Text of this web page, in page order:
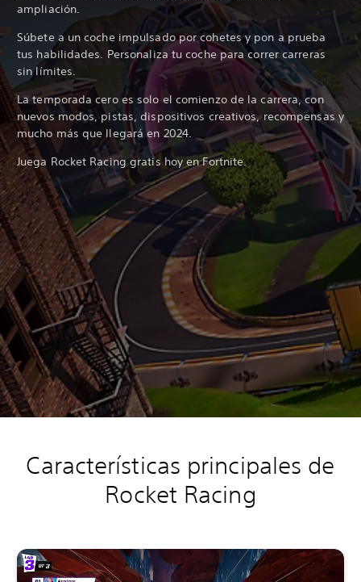
ampliación.
Súbete a un coche impulsado por cohetes y pon a prueba
tus habilidades. Personaliza tu coche para correr carreras
sin límites.
La temporada cero es solo el comienzo de la carrera, con
nuevos modos, pistas, dispositivos creativos, recompensas y
mucho más que llegará en 2024.
Juega Rocket Racing gratis hoy en Fortnite.
Características principales de
Rocket Racing